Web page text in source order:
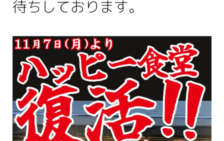
待ちしております。